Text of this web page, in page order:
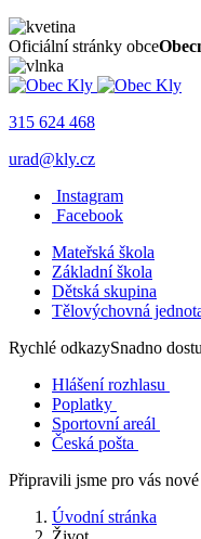
Oficiální stránky obce
315 624 468
urad@kly.cz
Instagram
Facebook
Mateřská škola
Základní škola
Dětská skupina
Tělovýchovná
Rychlé odkazySnadno
Hlášení rozhlasu
Poplatky
Sportovní areál
Česká pošta
Připravili jsme pro vás
Úvodní stránka